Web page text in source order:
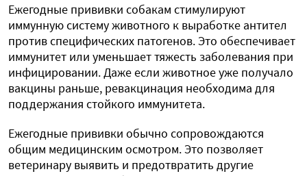
Ежегодные прививки собакам стимулируют
иммунную систему животного к выработке антител
против специфических патогенов. Это обеспечивает
иммунитет или уменьшает тяжесть заболевания при
инфицировании. Даже если животное уже получало
вакцины раньше, ревакцинация необходима для
поддержания стойкого иммунитета.
Ежегодные прививки обычно сопровождаются
общим медицинским осмотром. Это позволяет
ветеринару выявить и предотвратить другие